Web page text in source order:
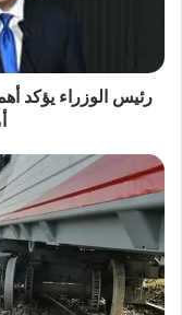
ومجلس
أمناء
رئيس الوزراء يؤكد
خروج
عربة
قطار
عن
السكة
بدون
إصابات